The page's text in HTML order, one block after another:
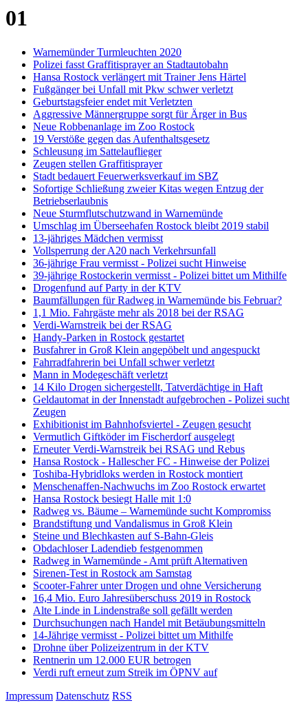
01
Warnemünder Turmleuchten 2020
Polizei fasst Graffitisprayer an Stadtautobahn
Hansa Rostock verlängert mit Trainer Jens Härtel
Fußgänger bei Unfall mit Pkw schwer verletzt
Geburtstagsfeier endet mit Verletzten
Aggressive Männergruppe sorgt für Ärger in Bus
Neue Robbenanlage im Zoo Rostock
19 Verstöße gegen das Aufenthaltsgesetz
Schleusung im Sattelauflieger
Zeugen stellen Graffitisprayer
Stadt bedauert Feuerwerksverkauf im SBZ
Sofortige Schließung zweier Kitas wegen Entzug der
Betriebserlaubnis
Neue Sturmflutschutzwand in Warnemünde
Umschlag im Überseehafen Rostock bleibt 2019 stabil
13-jähriges Mädchen vermisst
Vollsperrung der A20 nach Verkehrsunfall
36-jährige Frau vermisst - Polizei sucht Hinweise
39-jährige Rostockerin vermisst - Polizei bittet um Mithilfe
Drogenfund auf Party in der KTV
Baumfällungen für Radweg in Warnemünde bis Februar?
1,1 Mio. Fahrgäste mehr als 2018 bei der RSAG
Verdi-Warnstreik bei der RSAG
Handy-Parken in Rostock gestartet
Busfahrer in Groß Klein angepöbelt und angespuckt
Fahrradfahrerin bei Unfall schwer verletzt
Mann in Modegeschäft verletzt
14 Kilo Drogen sichergestellt, Tatverdächtige in Haft
Geldautomat in der Innenstadt aufgebrochen - Polizei sucht
Zeugen
Exhibitionist im Bahnhofsviertel - Zeugen gesucht
Vermutlich Giftköder im Fischerdorf ausgelegt
Erneuter Verdi-Warnstreik bei RSAG und Rebus
Hansa Rostock - Hallescher FC - Hinweise der Polizei
Toshiba-Hybridloks werden in Rostock montiert
Menschenaffen-Nachwuchs im Zoo Rostock erwartet
Hansa Rostock besiegt Halle mit 1:0
Radweg vs. Bäume – Warnemünde sucht Kompromiss
Brandstiftung und Vandalismus in Groß Klein
Steine und Blechkasten auf S-Bahn-Gleis
Obdachloser Ladendieb festgenommen
Radweg in Warnemünde - Amt prüft Alternativen
Sirenen-Test in Rostock am Samstag
Scooter-Fahrer unter Drogen und ohne Versicherung
16,4 Mio. Euro Jahresüberschuss 2019 in Rostock
Alte Linde in Lindenstraße soll gefällt werden
Durchsuchungen nach Handel mit Betäubungsmitteln
14-Jährige vermisst - Polizei bittet um Mithilfe
Drohne über Polizeizentrum in der KTV
Rentnerin um 12.000 EUR betrogen
Verdi ruft erneut zum Streik im ÖPNV auf
Impressum Datenschutz RSS